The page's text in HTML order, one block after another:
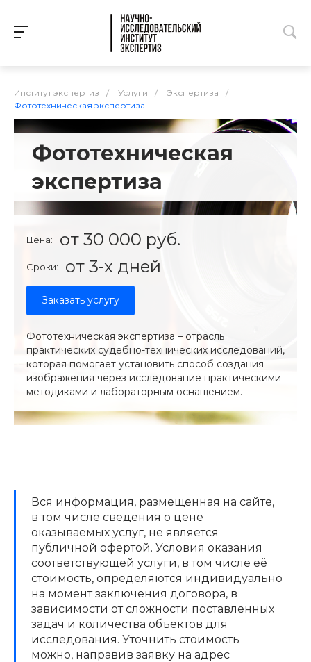
Институт экспертиз / Услуги / Экспертиза
/
Фототехническая экспертиза
Фототехническая
экспертиза
Цена: от 30 000 руб.
Сроки: от 3-х дней
Заказать услугу
Фототехническая экспертиза – отрасль
практических судебно-технических исследований,
которая помогает установить способ создания
изображения через исследование практическими
методиками и лабораторным оснащением.
Вся информация, размещенная на сайте,
в том числе сведения о цене
оказываемых услуг, не является
публичной офертой. Условия оказания
соответствующей услуги, в том числе её
стоимость, определяются индивидуально
на момент заключения договора, в
зависимости от сложности поставленных
задач и количества объектов для
исследования. Уточнить стоимость
можно, направив заявку на адрес